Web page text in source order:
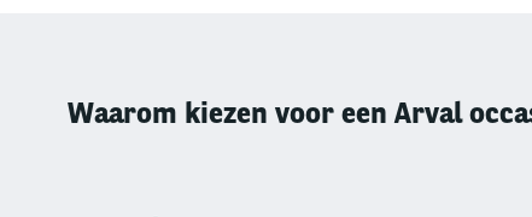
Waarom kiezen voor een Arval